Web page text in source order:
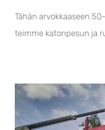
Tähän arvokkaaseen
teimme katonpesun ja